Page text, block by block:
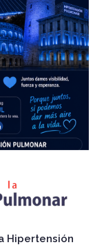
Hipertensión